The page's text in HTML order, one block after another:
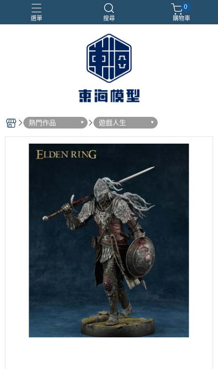
選單 搜尋
合金車
閃電霹靂車
電子雞/塔麻可吉/塔麻歌子
0
購物車
熱門作品 遊戲人生